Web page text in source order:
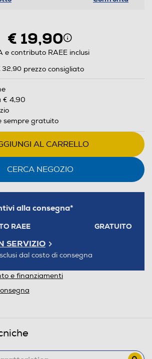
€ 19,90
e contributo RAEE inclusi
32,90 prezzo consigliato
€ 4,90
sempre gratuito
AL CARRELLO
CERCA NEGOZIO
alla consegna*
RAEE GRATUITO
SERVIZIO
dal costo di consegna
e finanziamenti